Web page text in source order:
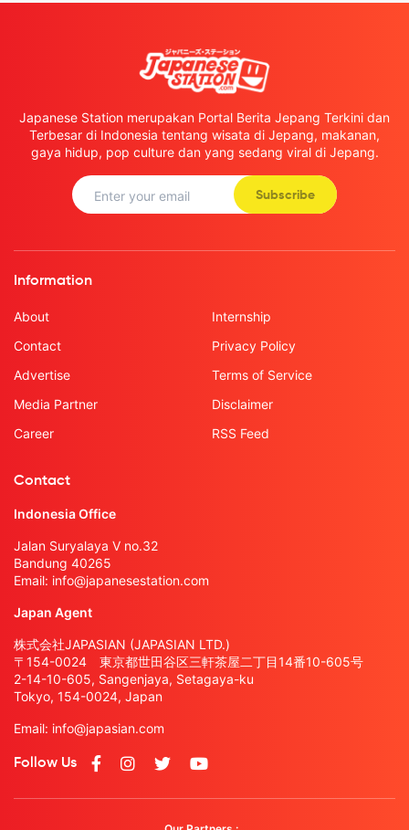
Japanese Station merupakan Portal Berita Jepang Terkini dan
Terbesar di Indonesia tentang wisata di Jepang, makanan,
gaya hidup, pop culture dan yang sedang viral di Jepang.
Subscribe
Information
About
Contact
Advertise
Media Partner
Career
Internship
Privacy Policy
Terms of Service
Disclaimer
RSS Feed
Contact
Indonesia Office
Jalan Suryalaya V no.32
Bandung 40265
Email: info@japanesestation.com
Japan Agent
株式会社JAPASIAN (JAPASIAN LTD.)
〒154-0024 東京都世田谷区三軒茶屋二丁目14番10-605号
2-14-10-605, Sangenjaya, Setagaya-ku
Tokyo, 154-0024, Japan
Email: info@japasian.com
Follow Us